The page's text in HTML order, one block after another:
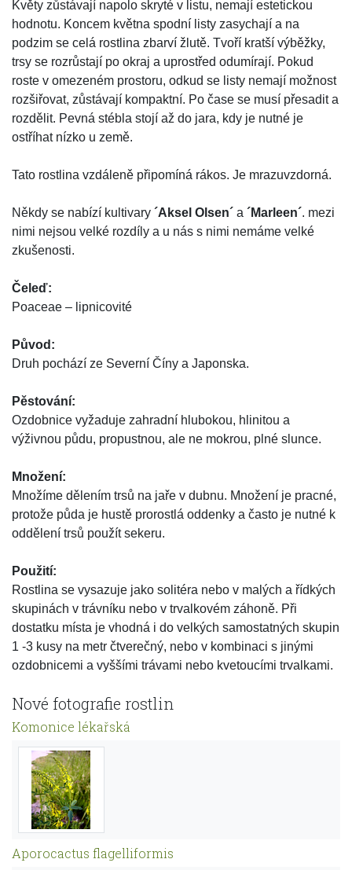
Květy zůstávají napolo skryté v listu, nemají estetickou
hodnotu. Koncem května spodní listy zasychají a na
podzim se celá rostlina zbarví žlutě. Tvoří kratší výběžky,
trsy se rozrůstají po okraj a uprostřed odumírají. Pokud
roste v omezeném prostoru, odkud se listy nemají možnost
rozšiřovat, zůstávají kompaktní. Po čase se musí přesadit a
rozdělit. Pevná stébla stojí až do jara, kdy je nutné je
ostříhat nízko u země.
Tato rostlina vzdáleně připomíná rákos. Je mrazuvzdorná.
Někdy se nabízí kultivary ´Aksel Olsen´ a ´Marleen´. mezi
nimi nejsou velké rozdíly a u nás s nimi nemáme velké
zkušenosti.
Čeleď:
Poaceae – lipnicovité
Původ:
Druh pochází ze Severní Číny a Japonska.
Pěstování:
Ozdobnice vyžaduje zahradní hlubokou, hlinitou a
výživnou půdu, propustnou, ale ne mokrou, plné slunce.
Množení:
Množíme dělením trsů na jaře v dubnu. Množení je pracné,
protože půda je hustě prorostlá oddenky a často je nutné k
oddělení trsů použít sekeru.
Použití:
Rostlina se vysazuje jako solitéra nebo v malých a řídkých
skupinách v trávníku nebo v trvalkovém záhoně. Při
dostatku místa je vhodná i do velkých samostatných skupin
1 -3 kusy na metr čtverečný, nebo v kombinaci s jinými
ozdobnicemi a vyššími trávami nebo kvetoucími trvalkami.
Nové fotografie rostlin
Komonice lékařská
Aporocactus flagelliformis